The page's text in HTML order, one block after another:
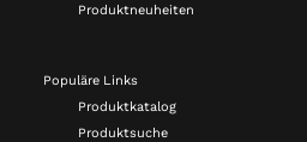
Produktneuheiten
Populäre Links
Produktkatalog
Produktsuche